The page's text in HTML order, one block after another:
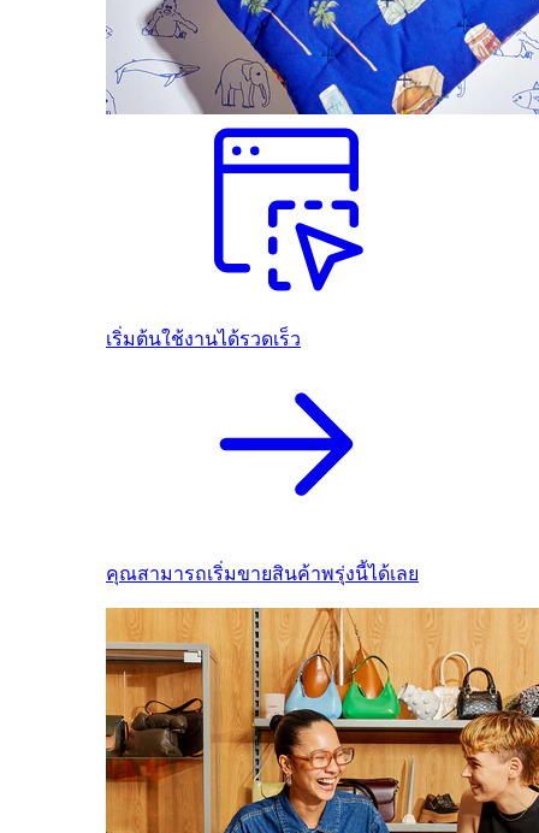
เริ่มต้นใช้งานได้รวดเร็ว
คุณสามารถเริ่มขายสินค้าพรุ่งนี้ได้เลย